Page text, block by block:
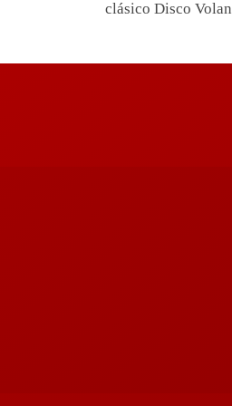
clásico Disco